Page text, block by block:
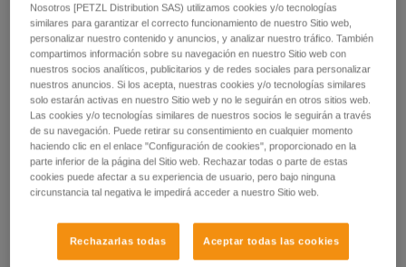
ventilado para aportar un confort máximo.
TOP AND SIDE PROTECTION
Nosotros [PETZL Distribution SAS) utilizamos cookies y/o tecnologías
similares para garantizar el correcto funcionamiento de nuestro Sitio web,
personalizar nuestro contenido y anuncios, y analizar nuestro tráfico. También
compartimos información sobre su navegación en nuestro Sitio web con
nuestros socios analíticos, publicitarios y de redes sociales para personalizar
nuestros anuncios. Si los acepta, nuestras cookies y/o tecnologías similares
solo estarán activas en nuestro Sitio web y no le seguirán en otros sitios web.
Las cookies y/o tecnologías similares de nuestros socios le seguirán a través
de su navegación. Puede retirar su consentimiento en cualquier momento
haciendo clic en el enlace "Configuración de cookies", proporcionado en la
parte inferior de la página del Sitio web. Rechazar todas o parte de estas
cookies puede afectar a su experiencia de usuario, pero bajo ninguna
circunstancia tal negativa le impedirá acceder a nuestro Sitio web.
Rechazarlas todas Aceptar todas las cookies